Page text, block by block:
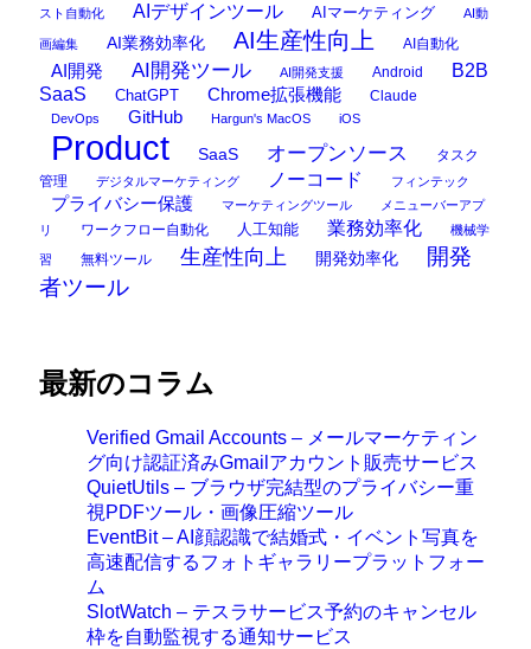
スト自動化
AIデザインツール AIマーケティング AI動
画編集 AI業務効率化 AI生産性向上 AI自動化
AI開発 AI開発ツール AI開発支援 Android
B2B
SaaS
ChatGPT Chrome拡張機能 Claude
DevOps GitHub Hargun's MacOS iOS
Product SaaS オープンソース
タスク
管理
デジタルマーケティング ノーコード フィンテック
プライバシー保護 マーケティングツール
メニューバーアプ
リ
ワークフロー自動化 人工知能 業務効率化 機械学
習 無料ツール 生産性向上 開発効率化
開発
者ツール
最新のコラム
Verified Gmail Accounts – メールマーケティン
グ向け認証済みGmailアカウント販売サービス
QuietUtils – ブラウザ完結型のプライバシー重
視PDFツール・画像圧縮ツール
EventBit – AI顔認識で結婚式・イベント写真を
高速配信するフォトギャラリープラットフォー
ム
SlotWatch – テスラサービス予約のキャンセル
枠を自動監視する通知サービス